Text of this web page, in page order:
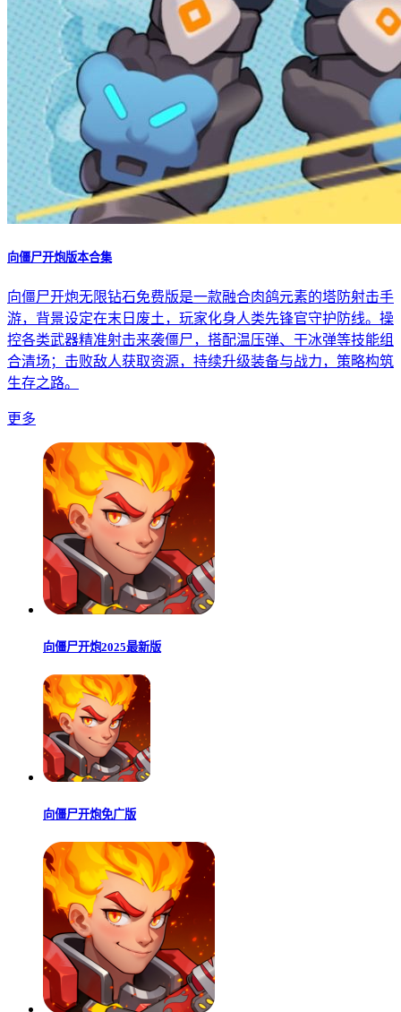
向僵尸开炮版本合集
向僵尸开炮无限钻石免费版是一款融合肉鸽元素的塔防射击手
游，背景设定在末日废土，玩家化身人类先锋官守护防线。操
控各类武器精准射击来袭僵尸，搭配温压弹、干冰弹等技能组
合清场；击败敌人获取资源，持续升级装备与战力，策略构筑
生存之路。
更多
向僵尸开炮2025最新版
向僵尸开炮免广版